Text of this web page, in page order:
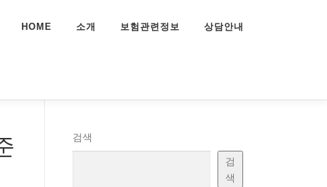
HOME 소개 보험관련정보 상담안내
검색
검
색